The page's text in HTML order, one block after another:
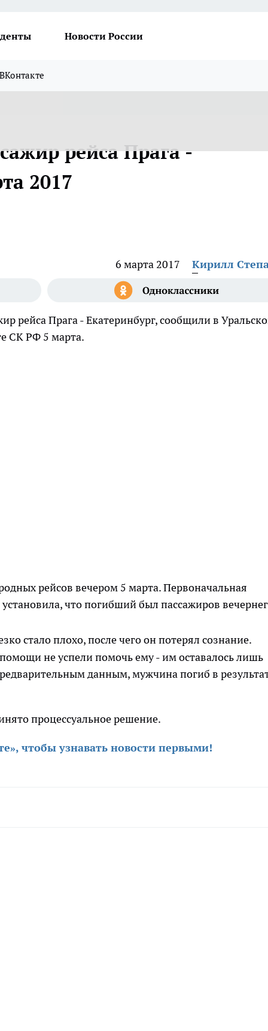
Новости России
рейса Прага -
2017
6 марта 2017 Кирилл
рейса Прага - Екатеринбург, сообщили в
СК РФ 5 марта.
рейсов вечером 5 марта. Первоначальная
что погибший был пассажиров
стало плохо, после чего он потерял сознание.
не успели помочь ему - им оставалось лишь
данным, мужчина погиб в
процессуальное решение.
чтобы узнавать новости первыми!